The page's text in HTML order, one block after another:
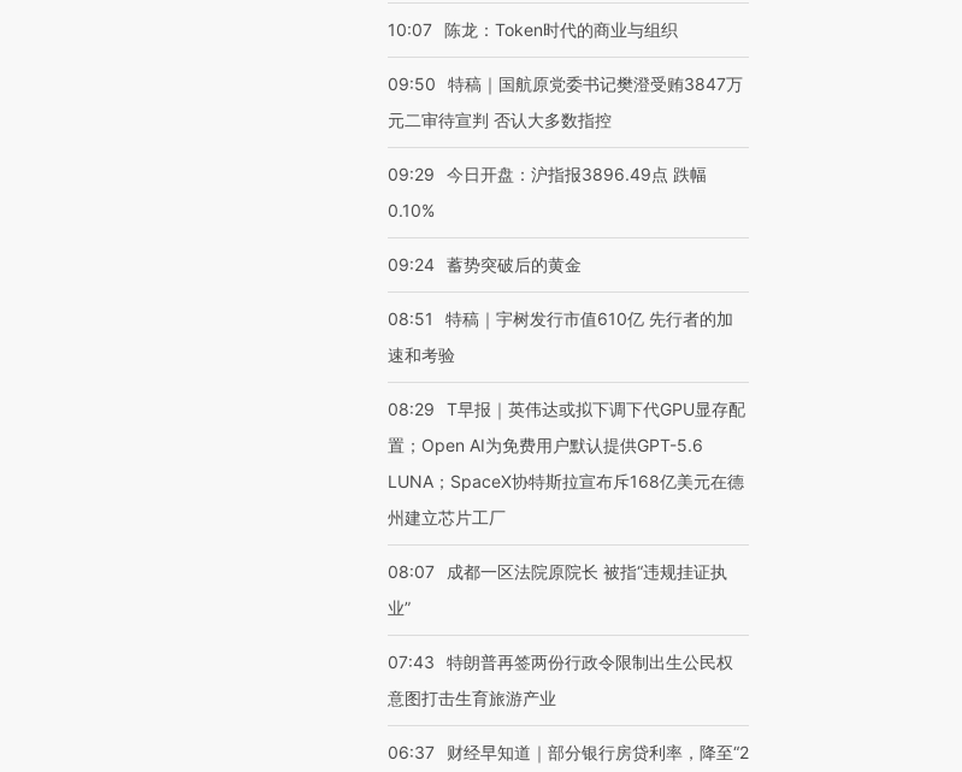
10:07 陈龙：Token时代的商业与组织
09:50
特稿｜国航原党委书记樊澄受贿3847万
元二审待宣判 否认大多数指控
09:29
今日开盘：沪指报3896.49点 跌幅
0.10%
09:24 蓄势突破后的黄金
08:51
特稿｜宇树发行市值610亿 先行者的加
速和考验
08:29
T早报｜英伟达或拟下调下代GPU显存配
置；Open AI为免费用户默认提供GPT-5.6
LUNA；SpaceX协特斯拉宣布斥168亿美元在德
州建立芯片工厂
08:07
成都一区法院原院长 被指“违规挂证执
业”
07:43
特朗普再签两份行政令限制出生公民权
意图打击生育旅游产业
06:37
财经早知道｜部分银行房贷利率，降至“2